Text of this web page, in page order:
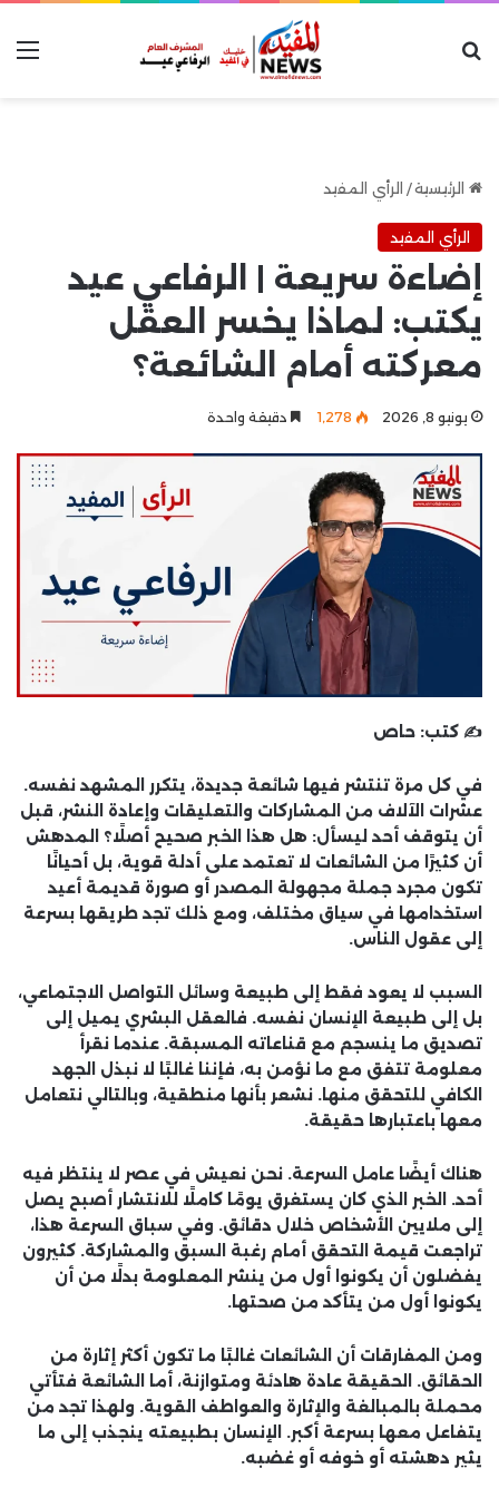
الرئيسية/ الرأي المفيد
الرأي المفيد
إضاءة سريعة | الرفاعي عيد
يكتب: لماذا يخسر العقل
معركته أمام الشائعة؟
يونيو 8, 2026 1٬278 دقيقة واحدة
✍️ كتب: حاص
في كل مرة تنتشر فيها شائعة جديدة، يتكرر المشهد نفسه.
عشرات الآلاف من المشاركات والتعليقات وإعادة النشر، قبل
أن يتوقف أحد ليسأل: هل هذا الخبر صحيح أصلًا؟ المدهش
أن كثيرًا من الشائعات لا تعتمد على أدلة قوية، بل أحيانًا
تكون مجرد جملة مجهولة المصدر أو صورة قديمة أعيد
استخدامها في سياق مختلف، ومع ذلك تجد طريقها بسرعة
إلى عقول الناس.
السبب لا يعود فقط إلى طبيعة وسائل التواصل الاجتماعي،
بل إلى طبيعة الإنسان نفسه. فالعقل البشري يميل إلى
تصديق ما ينسجم مع قناعاته المسبقة. عندما نقرأ
معلومة تتفق مع ما نؤمن به، فإننا غالبًا لا نبذل الجهد
الكافي للتحقق منها. نشعر بأنها منطقية، وبالتالي نتعامل
معها باعتبارها حقيقة.
هناك أيضًا عامل السرعة. نحن نعيش في عصر لا ينتظر فيه
أحد. الخبر الذي كان يستغرق يومًا كاملًا للانتشار أصبح يصل
إلى ملايين الأشخاص خلال دقائق. وفي سباق السرعة هذا،
تراجعت قيمة التحقق أمام رغبة السبق والمشاركة. كثيرون
يفضلون أن يكونوا أول من ينشر المعلومة بدلًا من أن
يكونوا أول من يتأكد من صحتها.
ومن المفارقات أن الشائعات غالبًا ما تكون أكثر إثارة من
الحقائق. الحقيقة عادة هادئة ومتوازنة، أما الشائعة فتأتي
محملة بالمبالغة والإثارة والعواطف القوية. ولهذا تجد من
يتفاعل معها بسرعة أكبر. الإنسان بطبيعته ينجذب إلى ما
يثير دهشته أو خوفه أو غضبه.